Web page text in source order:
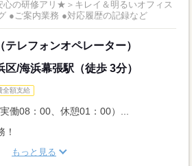
の研修アリ★＞キレイ＆明るいオフィス
●ご案内業務 ●対応履歴の記録など
テレフォンオペレーター）
/海浜幕張駅（徒歩 3分）
全額支給
働08：00、休憩01：00）...
！
もっと見る